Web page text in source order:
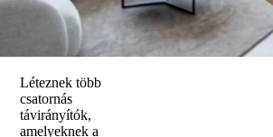
Léteznek több
csatornás
távirányítók,
amelyeknek a